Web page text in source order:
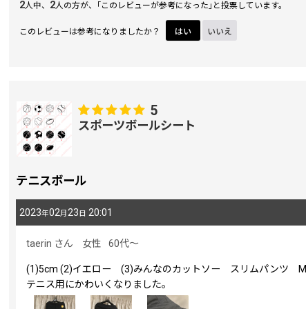
2人中、 2人の方が、｢このレビューが参考になった｣と投票しています。
このレビューは参考になりましたか？ はい いいえ
5
スポーツボールシート
テニスボール
2023年02月 23 日 20:01
taerin さん 女性 60代～
(1)5cm (2)イエロー (3)みんなのカットソー スリムパンツ M
テニス用にかわいくなりました。